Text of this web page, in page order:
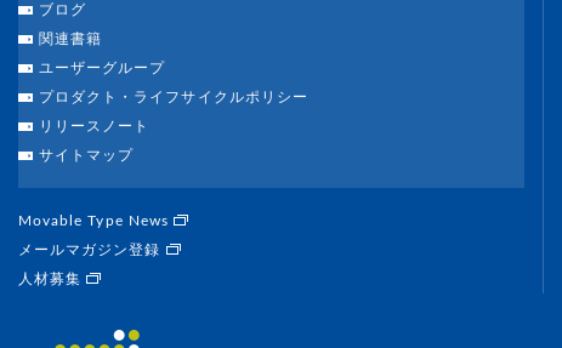
ブログ
関連書籍
ユーザーグループ
プロダクト・ライフサイクルポリシー
リリースノート
サイトマップ
Movable Type News
メールマガジン登録
人材募集